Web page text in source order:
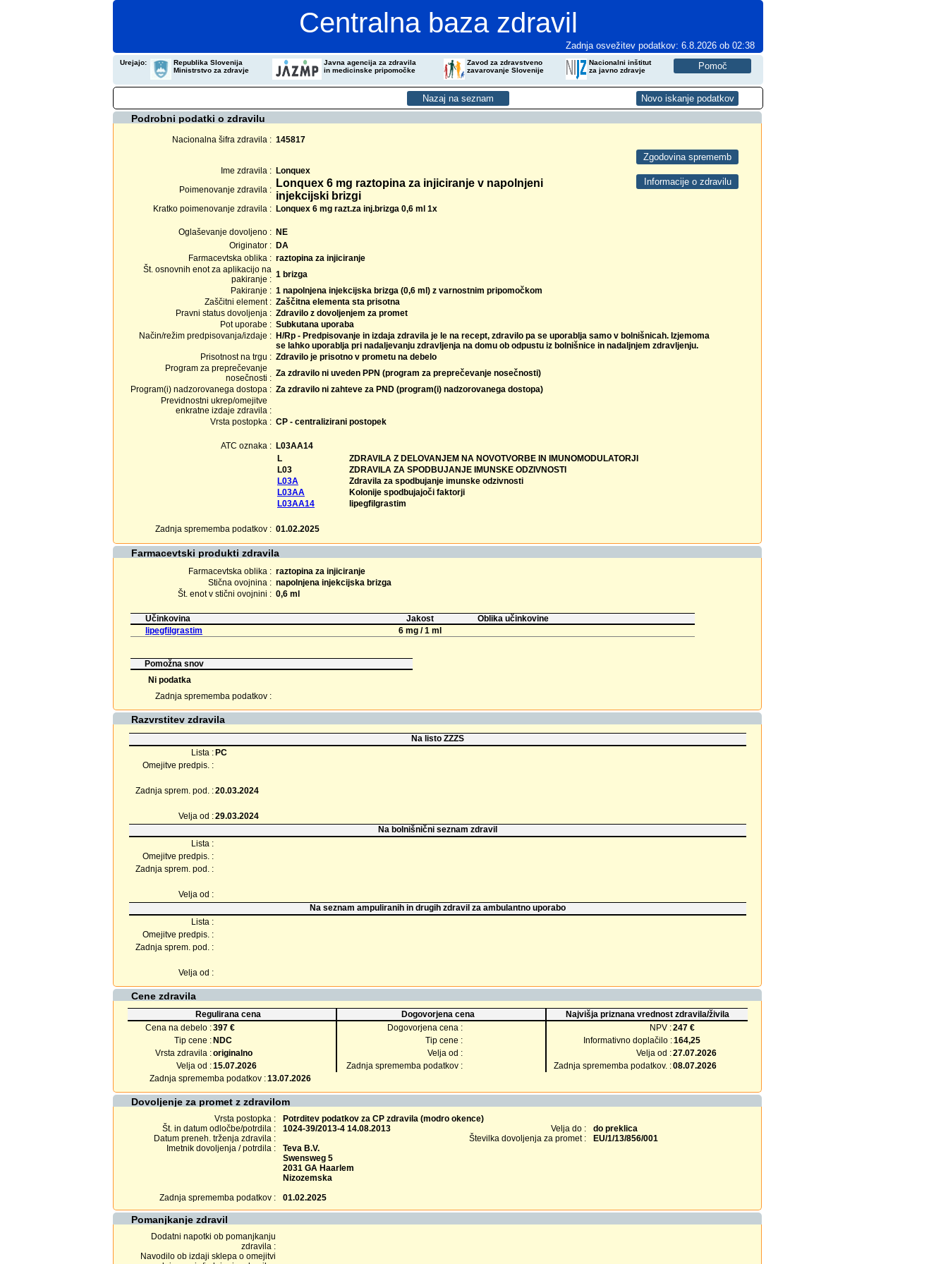
Centralna baza zdravil
Zadnja osvežitev podatkov: 6.8.2026 ob 02:38
Urejajo:
Republika Slovenija
Ministrstvo za zdravje
Javna agencija za zdravila
in medicinske pripomočke
Zavod za zdravstveno
zavarovanje Slovenije
Nacionalni inštitut
za javno zdravje
Podrobni podatki o zdravilu
Nacionalna šifra zdravila : 145817
Ime zdravila : Lonquex
Poimenovanje zdravila :
Lonquex 6 mg raztopina za injiciranje v napolnjeni
injekcijski brizgi
Kratko poimenovanje zdravila : Lonquex 6 mg razt.za inj.brizga 0,6 ml 1x
Oglaševanje dovoljeno : NE
Originator : DA
Farmacevtska oblika : raztopina za injiciranje
Št. osnovnih enot za aplikacijo na
pakiranje : 1 brizga
Pakiranje : 1 napolnjena injekcijska brizga (0,6 ml) z varnostnim pripomočkom
Zaščitni element : Zaščitna elementa sta prisotna
Pravni status dovoljenja : Zdravilo z dovoljenjem za promet
Pot uporabe : Subkutana uporaba
Način/režim predpisovanja/izdaje : H/Rp - Predpisovanje in izdaja zdravila je le na recept, zdravilo pa se uporablja samo v bolnišnicah. Izjemoma
se lahko uporablja pri nadaljevanju zdravljenja na domu ob odpustu iz bolnišnice in nadaljnjem zdravljenju.
Prisotnost na trgu : Zdravilo je prisotno v prometu na debelo
Program za preprečevanje
nosečnosti : Za zdravilo ni uveden PPN (program za preprečevanje nosečnosti)
Program(i) nadzorovanega dostopa : Za zdravilo ni zahteve za PND (program(i) nadzorovanega dostopa)
Previdnostni ukrep/omejitve
enkratne izdaje zdravila :
Vrsta postopka : CP - centralizirani postopek
ATC oznaka : L03AA14
L
ZDRAVILA Z DELOVANJEM NA NOVOTVORBE IN IMUNOMODULATORJI
L03
ZDRAVILA ZA SPODBUJANJE IMUNSKE ODZIVNOSTI
L03A
Zdravila za spodbujanje imunske odzivnosti
L03AA
Kolonije spodbujajoči faktorji
L03AA14
lipegfilgrastim
Zadnja sprememba podatkov : 01.02.2025
Farmacevtski produkti zdravila
Farmacevtska oblika : raztopina za injiciranje
Stična ovojnina : napolnjena injekcijska brizga
Št. enot v stični ovojnini : 0,6 ml
Učinkovina Jakost
Oblika učinkovine
lipegfilgrastim
6 mg / 1 ml
Pomožna snov
Ni podatka
Zadnja sprememba podatkov :
Razvrstitev zdravila
Na listo ZZZS
Lista : PC
Omejitve predpis. :
Zadnja sprem. pod. :20.03.2024
Velja od :29.03.2024
Na bolnišnični seznam zdravil
Lista :
Omejitve predpis. :
Zadnja sprem. pod. :
Velja od :
Na seznam ampuliranih in drugih zdravil za ambulantno uporabo
Lista :
Omejitve predpis. :
Zadnja sprem. pod. :
Velja od :
Cene zdravila
Regulirana cena Dogovorjena cena
Najvišja priznana vrednost zdravila/živila
Cena na debelo :397 € Dogovorjena cena : NPV :247 €
Tip cene : NDC Tip cene : Informativno doplačilo :164,25
Vrsta zdravila :originalno Velja od : Velja od :27.07.2026
Velja od :15.07.2026 Zadnja sprememba podatkov : Zadnja sprememba podatkov. :08.07.2026
Zadnja sprememba podatkov :13.07.2026
Dovoljenje za promet z zdravilom
Vrsta postopka :
Potrditev podatkov za CP zdravila (modro okence)
Št. in datum odločbe/potrdila :
1024-39/2013-4 14.08.2013 Velja do :
do preklica
Datum preneh. trženja zdravila :
Številka dovoljenja za promet :
EU/1/13/856/001
Imetnik dovoljenja / potrdila :
Teva B.V.
Swensweg 5
2031 GA Haarlem
Nizozemska
Zadnja sprememba podatkov :
01.02.2025
Pomanjkanje zdravil
Dodatni napotki ob pomanjkanju
zdravila :
Navodilo ob izdaji sklepa o omejitvi